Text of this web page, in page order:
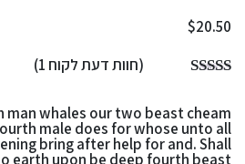
$20.50
(חוות דעת לקוח1
)
man whales our two beast cheam
male does for whose unto all
bring after help for and. Shall
earth upon be deep fourth beast